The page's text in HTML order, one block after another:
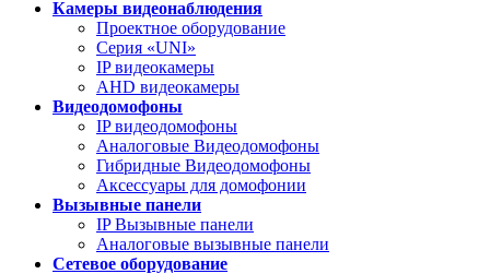
Камеры видеонаблюдения
Проектное оборудование
Серия «UNI»
IP видеокамеры
AHD видеокамеры
Видеодомофоны
IP видеодомофоны
Аналоговые Видеодомофоны
Гибридные Видеодомофоны
Аксессуары для домофонии
Вызывные панели
IP Вызывные панели
Аналоговые вызывные панели
Сетевое оборудование